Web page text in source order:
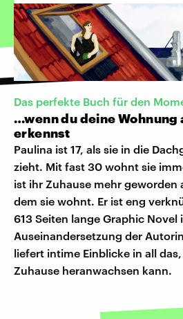
Das perfekte Buch für den
…wenn du deine Wohnung
erkennst
Paulina ist 17, als sie in die
zieht. Mit fast 30 wohnt sie
ist ihr Zuhause mehr geworden
dem sie wohnt. Er ist eng
613 Seiten lange Graphic Novel
Auseinandersetzung der
liefert intime Einblicke in all
Zuhause heranwachsen kann.